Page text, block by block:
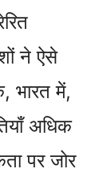
ने ऐसे
भारत में,
अधिक
पर जोर